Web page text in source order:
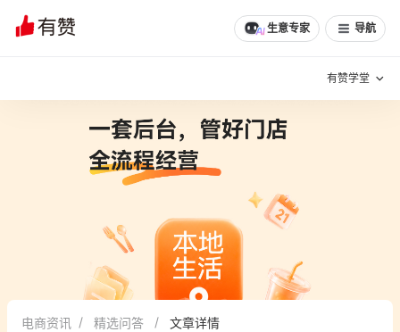
生意专家 导航
有赞学堂
增长方法
有赞专家说
新零售最佳实践
面对面聊增长
文章 问诊 分享
电商资讯 精选问答 文章详情